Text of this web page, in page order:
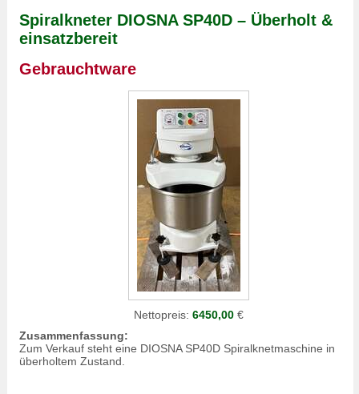
Spiralkneter DIOSNA SP40D – Überholt &
einsatzbereit
Gebrauchtware
Nettopreis: 6450,00€
Zusammenfassung:
Zum Verkauf steht eine DIOSNA SP40D Spiralknetmaschine in
überholtem Zustand.